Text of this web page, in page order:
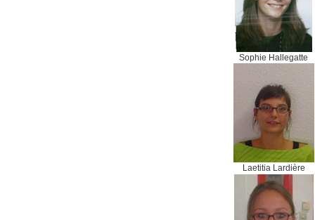
Sophie Hallegatte
Laetitia Lardière